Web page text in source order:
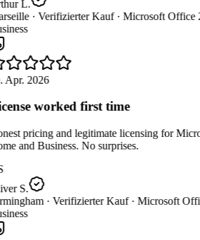
L.
· Verifizierter Kauf · Microsoft Office
Apr. 2026
worked first time
pricing and legitimate licensing for
and Business. No surprises.
S.
· Verifizierter Kauf · Microsoft